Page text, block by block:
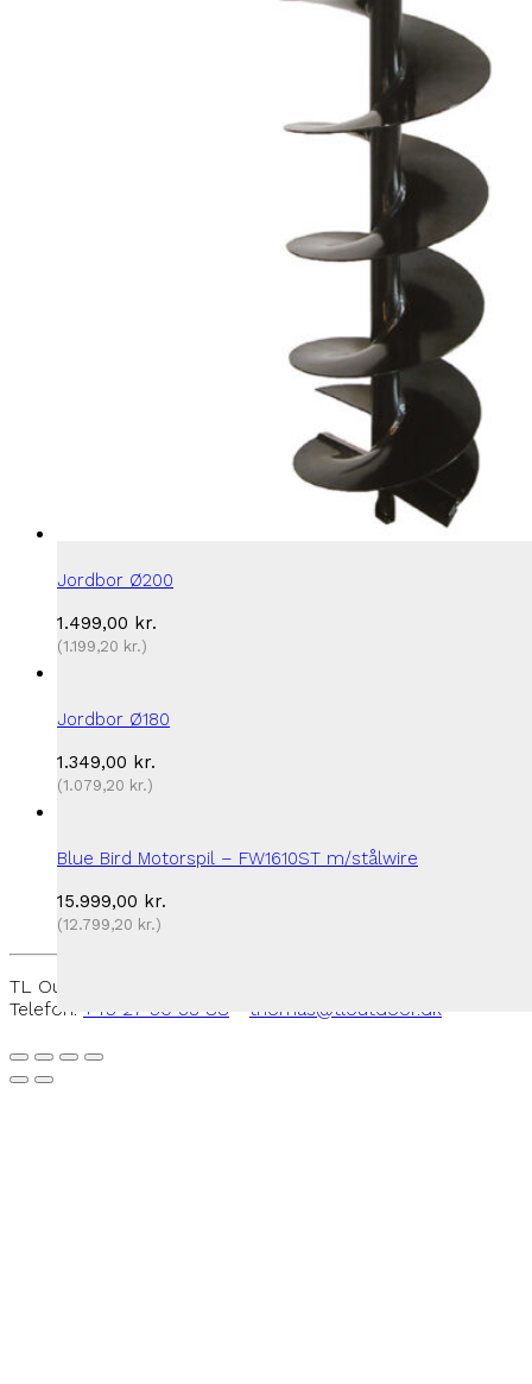
Jordbor Ø200
1.499,00 kr.
(1.199,20 kr.)
Jordbor Ø180
1.349,00 kr.
(1.079,20 kr.)
Blue Bird Motorspil – FW1610ST m/stålwire
15.999,00 kr.
(12.799,20 kr.)
TL Outdoor - Rantzausmindevej 109, 5700 Svendborg -
Telefon: +45 27 50 33 88 thomas@tloutdoor.dk